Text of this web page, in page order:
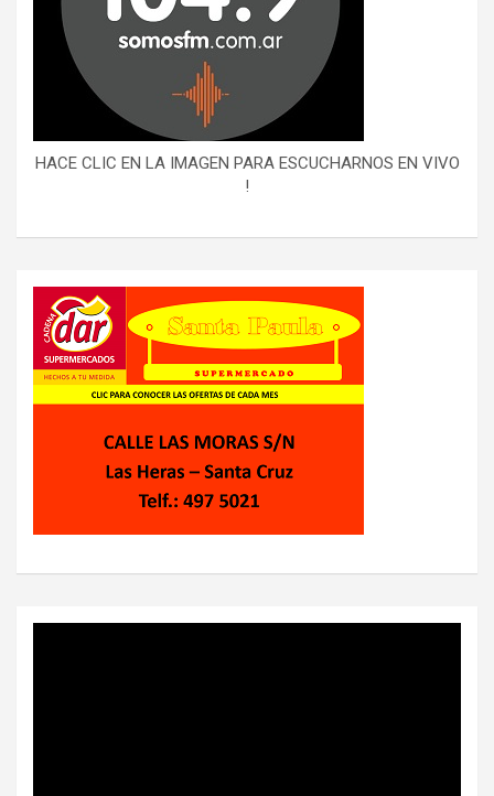
HACE CLIC EN LA IMAGEN PARA ESCUCHARNOS EN VIVO
!